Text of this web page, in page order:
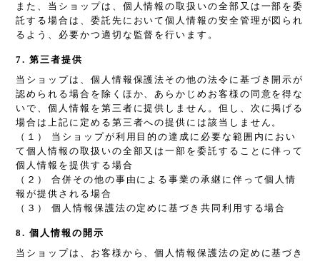
また、当ショップは、個人情報の取扱いの全部又は一部を委
託する場合は、委託先において個人情報の安全管理が図られ
るよう、必要かつ適切な監督を行います。
7. 第三者提供
当ショップは、個人情報保護法その他の法令に基づき開示が
認められる場合を除くほか、あらかじめお客様の同意を得な
いで、個人情報を第三者に提供しません。但し、次に掲げる
場合は上記に定める第三者への提供には該当しません。
（１） 当ショップが利用目的の達成に必要な範囲内におい
て個人情報の取扱いの全部又は一部を委託することに伴って
個人情報を提供する場合
（２） 合併その他の事由による事業の承継に伴って個人情
報が提供される場合
（３） 個人情報保護法の定めに基づき共同利用する場合
8. 個人情報の開示
当ショップは、お客様から、個人情報保護法の定めに基づき